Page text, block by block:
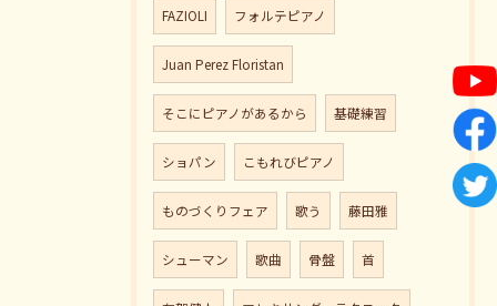
FAZIOLI フォルテピアノ
Juan Perez Floristan
そこにピアノがあるから 基礎練習
ショパン こもれびピアノ
ものづくりフェア 歌う 藤田雅
シューマン 歌曲 骨盤 首